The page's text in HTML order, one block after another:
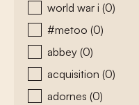
world war i (0)
#metoo (0)
abbey (0)
acquisition (0)
adornes (0)